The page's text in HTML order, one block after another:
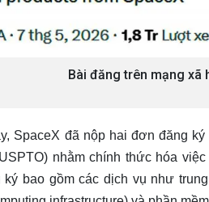
Bài đăng trên mạng xã
SpaceX đã nộp hai đơn đăng
nhằm chính thức hóa
ký bao gồm các dịch vụ như